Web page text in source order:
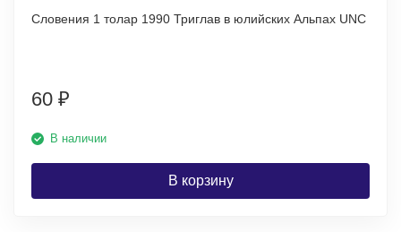
Словения 1 толар 1990 Триглав в юлийских Альпах UNC
60 ₽
В наличии
В корзину